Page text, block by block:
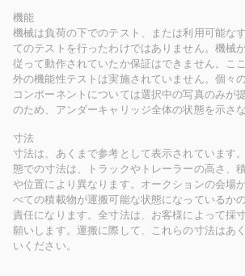
機能
機械は負荷の下でのテスト、または利用可能な
てのテストを行ったわけではありません。機械
従って動作されていたか保証はできません。こ
外の機能性テストは実施されていません。個々
コンポーネントについては選択中の写真のみが
のため、アンダーキャリッジ全体の状態を示さ
寸法
寸法は、あくまで参考として表示されています
態での寸法は、トラックやトレーラーの高さ、
や位置により異なります。オークションの会場
べての積載物が運搬可能な状態になっているか
責任になります。全寸法は、お客様によって採
願いします。運搬に際して、これらの寸法はあ
いください。